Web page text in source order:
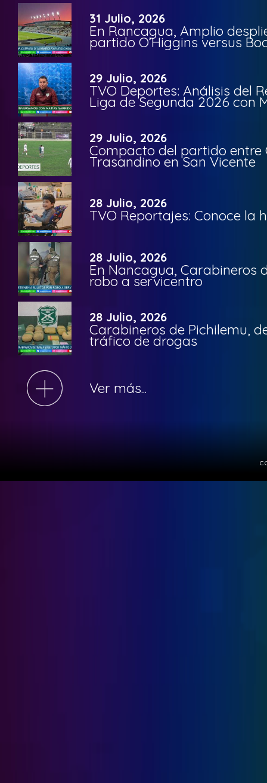
31 Julio, 2026
En Rancagua, Amplio
partido O’Higgins versus
29 Julio, 2026
TVO Deportes: Análisis del
Liga de Segunda 2026 con
29 Julio, 2026
Compacto del partido entre
Trasandino en San Vicente
28 Julio, 2026
TVO Reportajes: Conoce la
28 Julio, 2026
En Nancagua, Carabineros
robo a servicentro
28 Julio, 2026
Carabineros de Pichilemu,
tráfico de drogas
Ver más...